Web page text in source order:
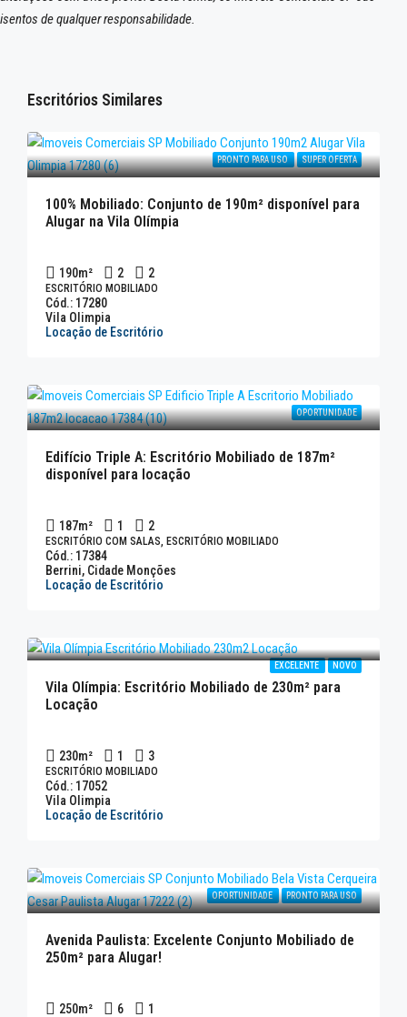
isentos de qualquer responsabilidade.
Escritórios Similares
PRONTO PARA USO SUPER OFERTA
100% Mobiliado: Conjunto de 190m² disponível para
Alugar na Vila Olímpia
190m² 2 2
ESCRITÓRIO MOBILIADO
Cód.: 17280
Vila Olimpia
Locação de Escritório
OPORTUNIDADE
Edifício Triple A: Escritório Mobiliado de 187m²
disponível para locação
187m² 1 2
ESCRITÓRIO COM SALAS, ESCRITÓRIO MOBILIADO
Cód.: 17384
Berrini, Cidade Monções
Locação de Escritório
EXCELENTE NOVO
Vila Olímpia: Escritório Mobiliado de 230m² para
Locação
230m² 1 3
ESCRITÓRIO MOBILIADO
Cód.: 17052
Vila Olimpia
Locação de Escritório
OPORTUNIDADE PRONTO PARA USO
Avenida Paulista: Excelente Conjunto Mobiliado de
250m² para Alugar!
250m² 6 1